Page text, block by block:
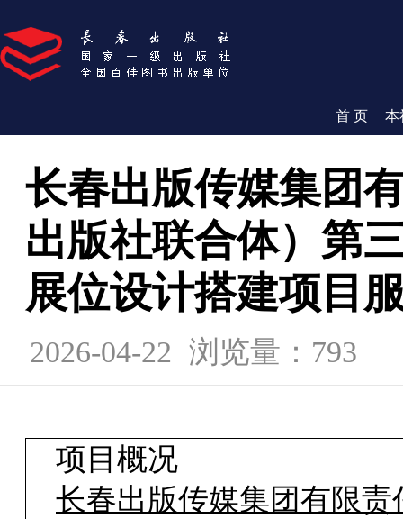
首 页 本
长春出版传媒集团
出版社联合体）第
展位设计搭建项目
2026-04-22 浏览量：793
项目概况
长春出版传媒集团有限